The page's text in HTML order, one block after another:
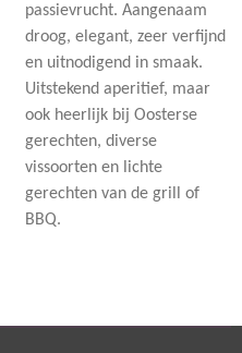
passievrucht. Aangenaam
droog, elegant, zeer verfijnd
en uitnodigend in smaak.
Uitstekend aperitief, maar
ook heerlijk bij Oosterse
gerechten, diverse
vissoorten en lichte
gerechten van de grill of
BBQ.